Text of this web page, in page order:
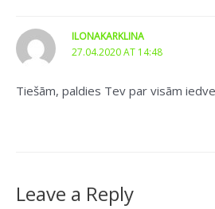
ILONAKARKLINA
27.04.2020 AT 14:48
Tiešām, paldies Tev par visām
Leave a Reply